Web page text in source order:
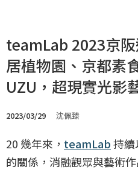
teamLab 2023京
居植物園、京都素
UZU，超現實光影
2023/03/29 沈佩臻
20 幾年來， teamLab持續
的關係，消融觀眾與藝術